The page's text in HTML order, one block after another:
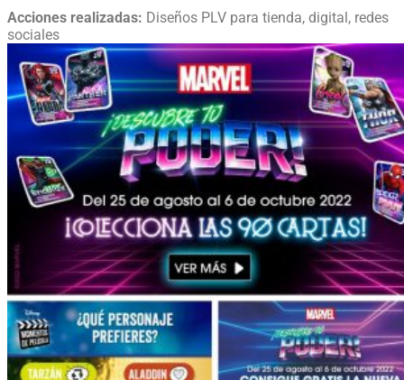
Acciones realizadas: Diseños PLV para tienda, digital, redes
sociales